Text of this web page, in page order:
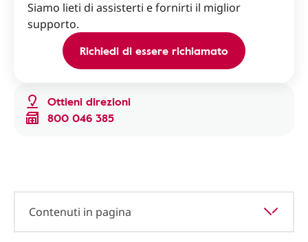
Ottieni direzioni
800 046 385
Siamo lieti di assisterti e fornirti il miglior
supporto.
Richiedi di essere richiamato
Contenuti in pagina